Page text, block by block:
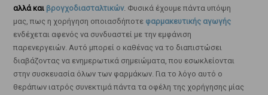
αλλά και βρογχοδιασταλτικών. Φυσικά έχουμε πάντα υπόψη
μας, πως η χορήγηση οποιασδήποτε φαρμακευτικής αγωγής
ενδέχεται αφενός να συνδυαστεί με την εμφάνιση
παρενεργειών. Αυτό μπορεί ο καθένας να το διαπιστώσει
διαβάζοντας να ενημερωτικά σημειώματα, που εσωκλείονται
στην συσκευασία όλων των φαρμάκων. Για το λόγο αυτό ο
θεράπων ιατρός συνεκτιμά πάντα τα οφέλη της χορήγησης μίας